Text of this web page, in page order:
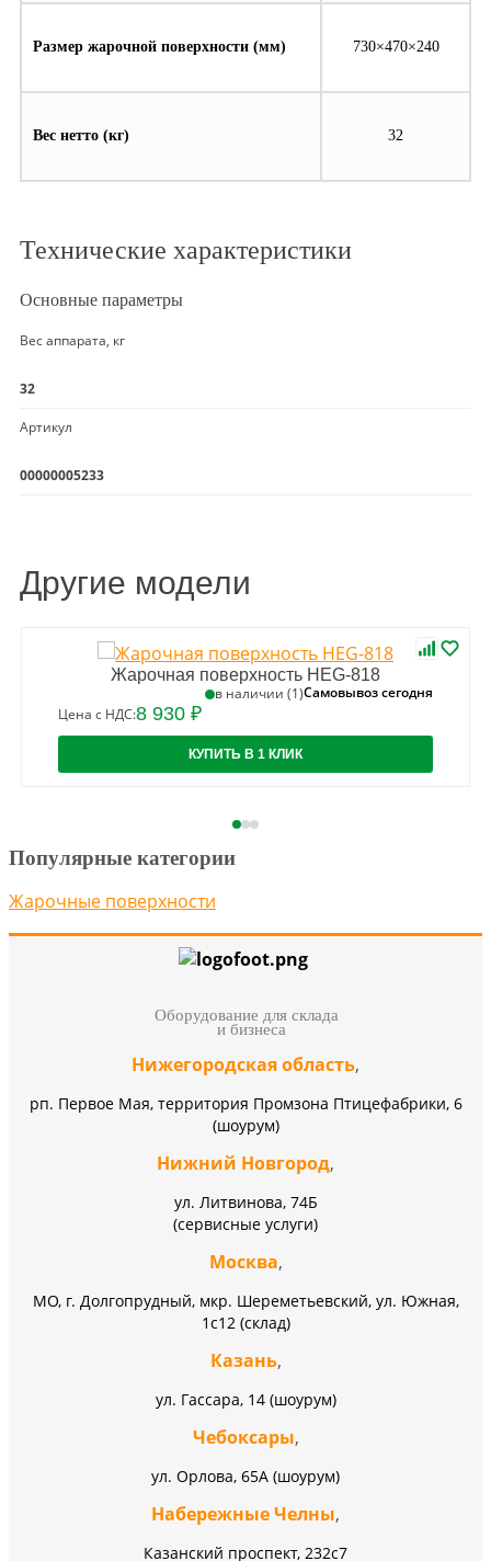
Размер жарочной поверхности (мм) 730×470×240
Вес нетто (кг) 32
Технические характеристики
Основные параметры
Вес аппарата, кг
32
Артикул
00000005233
Другие модели
Жарочная поверхность HEG-818
в наличии (1)Самовывоз сегодня
Цена с НДС:8 930 ₽
КУПИТЬ В 1 КЛИК
Популярные категории
Жарочные поверхности
Оборудование для склада
и бизнеса
Нижегородская область,
рп. Первое Мая, территория Промзона Птицефабрики, 6
(шоурум)
Нижний Новгород,
ул. Литвинова, 74Б
(сервисные услуги)
Москва,
МО, г. Долгопрудный, мкр. Шереметьевский, ул. Южная,
1с12 (склад)
Казань,
ул. Гассара, 14 (шоурум)
Чебоксары,
ул. Орлова, 65А (шоурум)
Набережные Челны,
Казанский проспект, 232c7